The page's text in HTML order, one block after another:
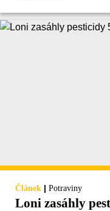
Článek | Potraviny
Loni zasáhly